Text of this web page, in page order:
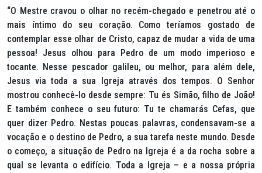
“O Mestre cravou o olhar no recém-chegado e penetrou até o
mais íntimo do seu coração. Como teríamos gostado de
contemplar esse olhar de Cristo, capaz de mudar a vida de uma
pessoa! Jesus olhou para Pedro de um modo imperioso e
tocante. Nesse pescador galileu, ou melhor, para além dele,
Jesus via toda a sua Igreja através dos tempos. O Senhor
mostrou conhecê-lo desde sempre: Tu és Simão, filho de João!
E também conhece o seu futuro: Tu te chamarás Cefas, que
quer dizer Pedro. Nestas poucas palavras, condensavam-se a
vocação e o destino de Pedro, a sua tarefa neste mundo. Desde
o começo, a situação de Pedro na Igreja é a da rocha sobre a
qual se levanta o edifício. Toda a Igreja – e a nossa própria